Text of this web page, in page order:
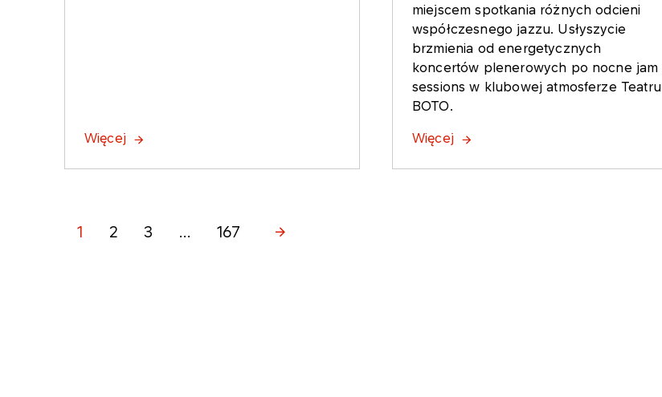
Więcej
miejscem spotkania różnych odcieni
współczesnego jazzu. Usłyszycie
brzmienia od energetycznych
koncertów plenerowych po nocne jam
sessions w klubowej atmosferze Teatru
BOTO.
Więcej
1 2 3 ... 167